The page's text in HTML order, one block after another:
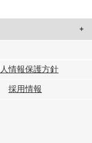
たコンテンツや広告の
しています。
提供した他の情報や、
集した他の情報を組み
情報保護方針
採用情報